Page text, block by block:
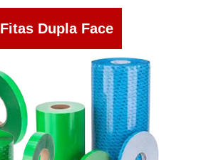
Fitas Dupla Face